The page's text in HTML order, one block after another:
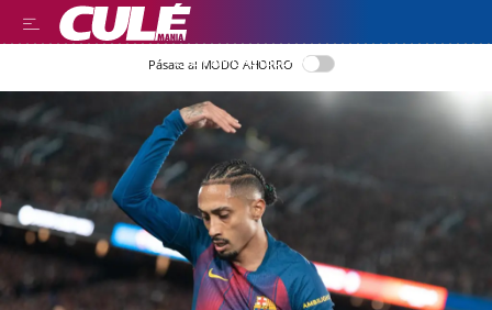
LEER EN CASTELLANO
Pásate al MODO AHORRO